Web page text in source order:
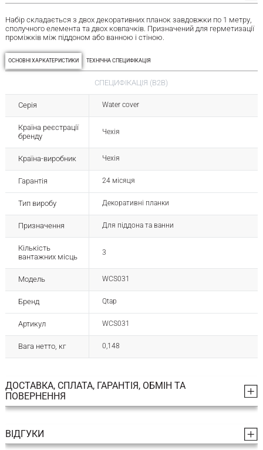
Набір складається з двох декоративних планок завдовжки по 1 метру,
сполучного елемента та двох ковпачків. Призначений для герметизації
проміжків між піддоном або ванною і стіною.
ОСНОВНІ ХАРКАТЕРИСТИКИ ТЕХНІЧНА СПЕЦИФІКАЦІЯ
СПЕЦИФІКАЦІЯ (B2B)
Серія Water cover
Країна реєстрації
бренду
Чехія
Країна-виробник Чехія
Гарантія 24 місяця
Тип виробу Декоративні планки
Призначення Для піддона та ванни
Кількість
вантажних місць
3
Модель WCS031
Бренд Qtap
Артикул WCS031
Вага нетто, кг 0,148
ДОСТАВКА, СПЛАТА, ГАРАНТІЯ, ОБМІН ТА
ПОВЕРНЕННЯ
ВІДГУКИ